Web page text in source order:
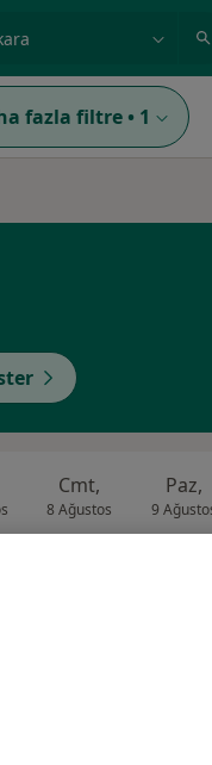
fazla filtre • 1
Cmt,
8 Ağustos
Paz,
9